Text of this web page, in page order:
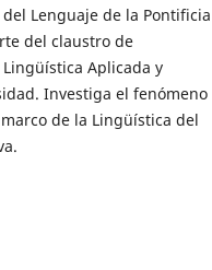
Lenguaje de la Pontificia
del claustro de
Aplicada y
Investiga el fenómeno
de la Lingüística del